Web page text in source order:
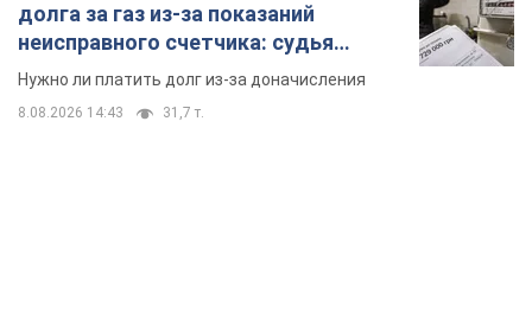
долга за газ из-за показаний
неисправного счетчика: судья
вынес неожиданное решение
Нужно ли платить долг из-за доначисления
8.08.2026 14:43 31,7 т.